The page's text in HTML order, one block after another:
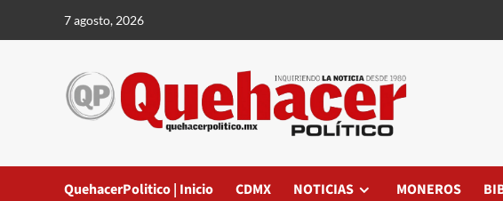
7 agosto, 2026
QuehacerPolitico | Inicio CDMX NOTICIAS MONEROS